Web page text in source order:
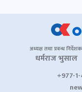
अध्यक्ष तथा प्रबन्ध
धर्मराज भुसाल
+977-